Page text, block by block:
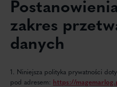
zakres
danych
1. Niniejsza polityka prywatności
pod adresem: https://